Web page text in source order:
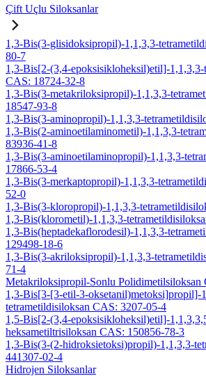
Çift Uçlu Siloksanlar
1,3-Bis(3-glisidoksipropil)-1,1,3,3-
80-7
1,3-Bis[2-(3,4-epoksisikloheksil)etil]-1,1,3,3-
CAS: 18724-32-8
1,3-Bis(3-metakriloksipropil)-1,1,3,3-
18547-93-8
1,3-Bis(3-aminopropil)-1,1,3,3-
1,3-Bis(2-aminoetilaminometil)-1,1,3,3-
83936-41-8
1,3-Bis(3-aminoetilaminopropil)-1,1,3,3-
17866-53-4
1,3-Bis(3-merkaptopropil)-1,1,3,3-
52-0
1,3-Bis(3-kloropropil)-1,1,3,3-
1,3-Bis(klorometil)-1,1,3,3-
1,3-Bis(heptadekaflorodesil)-1,1,3,3-
129498-18-6
1,3-Bis(3-akriloksipropil)-1,1,3,3-
71-4
Metakriloksipropil-Sonlu Polidimetilsiloksan
1,3-Bis[3-[3-etil-3-oksetanil)metoksi]propil]-
tetrametildisiloksan CAS: 3207-05-4
1,5-Bis[2-(3,4-epoksisikloheksil)etil]-
heksametiltrisiloksan CAS: 150856-78-3
1,3-Bis(3-(2-hidroksietoksi)propil)-1,1,3,3-
441307-02-4
Hidrojen Siloksanlar